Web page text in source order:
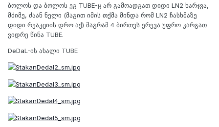
ბოლოს და ბოლოს ეგ TUBE-ც არ გამოადგათ დიდი LN2 ხარჯვა,
მძიმე, ძაან ნელი (მაგით იმის თქმა მინდა რომ LN2 ჩასხმაზე
დიდი რეაკციის დრო აქ) მაგრამ 4 ბირთვს ერევა უფრო კარგათ
ვიდრე წინა TUBE.
DeDaL-ის ახალი TUBE